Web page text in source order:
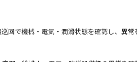
で機械・電気・潤滑状態を確認し、異常